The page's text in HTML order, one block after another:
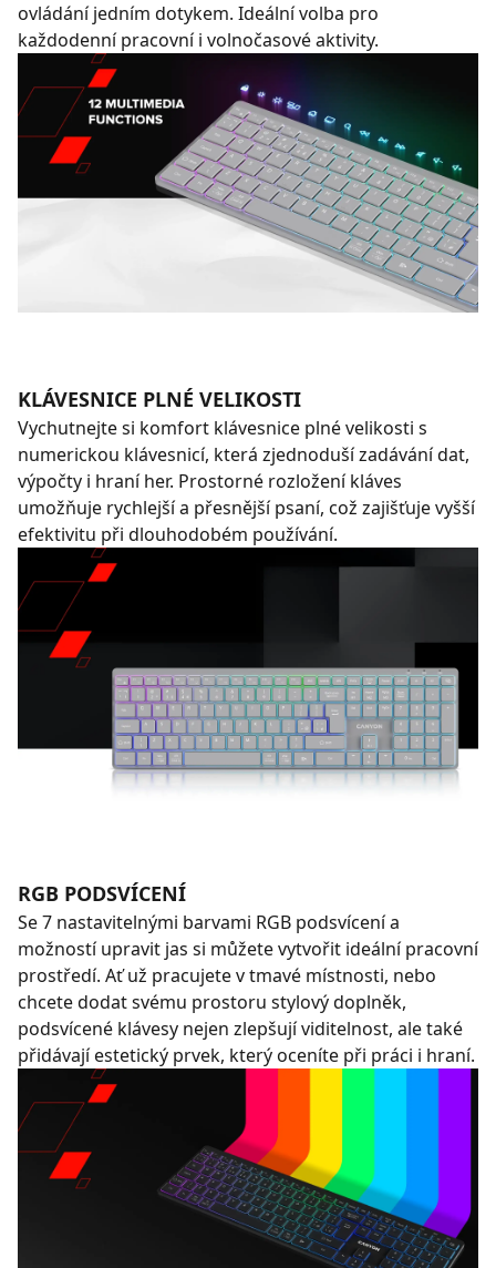
ovládání jedním dotykem. Ideální volba pro
každodenní pracovní i volnočasové aktivity.
KLÁVESNICE PLNÉ VELIKOSTI
Vychutnejte si komfort klávesnice plné velikosti s
numerickou klávesnicí, která zjednoduší zadávání dat,
výpočty i hraní her. Prostorné rozložení kláves
umožňuje rychlejší a přesnější psaní, což zajišťuje vyšší
efektivitu při dlouhodobém používání.
RGB PODSVÍCENÍ
Se 7 nastavitelnými barvami RGB podsvícení a
možností upravit jas si můžete vytvořit ideální pracovní
prostředí. Ať už pracujete v tmavé místnosti, nebo
chcete dodat svému prostoru stylový doplněk,
podsvícené klávesy nejen zlepšují viditelnost, ale také
přidávají estetický prvek, který oceníte při práci i hraní.